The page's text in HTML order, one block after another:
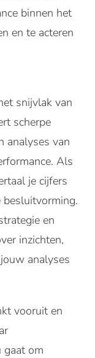
binnen het
en te acteren
snijvlak van
scherpe
analyses van
Als
je cijfers
besluitvorming.
en
inzichten,
analyses
vooruit en
om